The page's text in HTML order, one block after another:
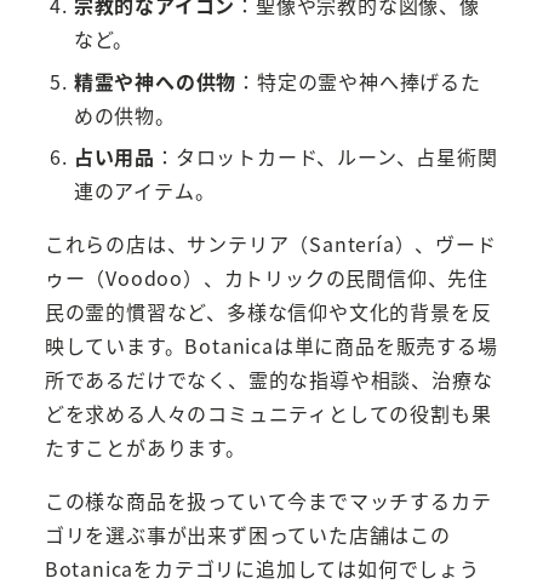
など。
精霊や神への供物 ：特定の霊や神へ捧げるた
めの供物。
占い用品 ：タロットカード、ルーン、占星術関
連のアイテム。
これらの店は、サンテリア（Santería）、ヴード
ゥー（Voodoo）、カトリックの民間信仰、先住
民の霊的慣習など、多様な信仰や文化的背景を反
映しています。Botanicaは単に商品を販売する場
所であるだけでなく、霊的な指導や相談、治療な
どを求める人々のコミュニティとしての役割も果
たすことがあります。
この様な商品を扱っていて今までマッチするカテ
ゴリを選ぶ事が出来ず困っていた店舗はこの
Botanicaをカテゴリに追加しては如何でしょう